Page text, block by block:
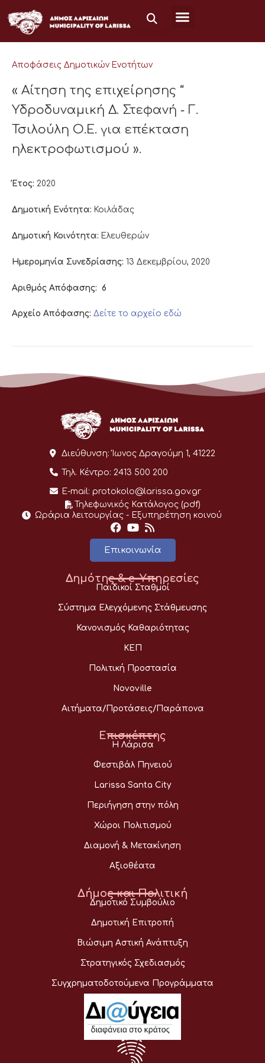
στο
περιεχόμενο
Αποφάσεις Δημοτικών Ενοτήτων
« Αίτηση της επιχείρησης “
Υδροδυναμική Δ. Στεφανή ‐ Γ.
Τσιλούλη Ο.Ε. για επέκταση
ηλεκτροφωτισμού ».
Έτος: 2020
Δημοτική Ενότητα: Κοιλάδας
Δημοτική Κοινότητα: Ελευθερών
Ημερομηνία Συνεδρίασης: 13 Δεκεμβρίου, 2020
Αριθμός Απόφασης: 6
Αρχείο Απόφασης: Δείτε το αρχείο εδώ
Διεύθυνση: Ίωνος Δραγούμη 1, 41222
Τηλ. Κέντρο: 2413 500 200
E-mail: protokolo@larissa.gov.gr
Τηλεφωνικός Κατάλογος (pdf)
Ωράρια λειτουργίας - Eξυπηρέτηση κοινού
Επικοινωνία
Δημότης & e-Υπηρεσίες
Παιδικοί Σταθμοί
Σύστημα Ελεγχόμενης Στάθμευσης
Κανονισμός Καθαριότητας
ΚΕΠ
Πολιτική Προστασία
Novoville
Αιτήματα/Προτάσεις/Παράπονα
Επισκέπτης
Η Λάρισα
Φεστιβάλ Πηνειού
Larissa Santa City
Περιήγηση στην πόλη
Χώροι Πολιτισμού
Διαμονή & Μετακίνηση
Αξιοθέατα
Δήμος και Πολιτική
Δημοτικό Συμβούλιο
Δημοτική Επιτροπή
Βιώσιμη Αστική Ανάπτυξη
Στρατηγικός Σχεδιασμός
Συγχρηματοδοτούμενα Προγράμματα